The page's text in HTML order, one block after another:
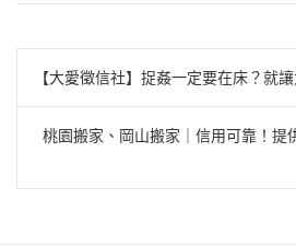
文
章
【大愛徵信社】捉姦一定要在床？就
桃園搬家、岡山搬家｜信用可靠！提